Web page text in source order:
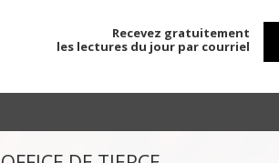
Recevez gratuitement
les lectures du jour par courriel